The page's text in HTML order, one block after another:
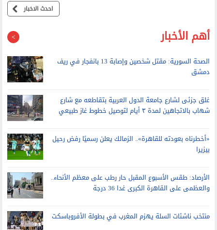
احدث الاخبار
أهم الأخبار
الصحة السورية: مقتل شخصين وإصابة 13 بانفجار في ريف
دمشق
غلق جزئى لشارع جامعة الدول العربية بتقاطعه مع شارع
شهاب بالاتجاهين لمدة ٣ أيام لتوصيل خطوط غاز طبيعي
«أخطرناه بعودته للقاهرة».. الزمالك يعلن رسميًا رفض رحيل
بيزيرا
الأرصاد: طقس الأسبوع المقبل حار رطب على معظم الأنحاء..
والعظمى على القاهرة الكبرى غدا 36 درجة
منتخب ناشئات السلة يهزم المغرب في بطولة الأفروباسكت